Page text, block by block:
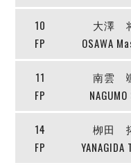
しながわシティ
立川アスレティッ
湘南ベルマーレ
ボアルース長野
シュライカー大阪
ボルクバレット北
10
FP
大澤
OSAWA
11
FP
南雲
14
FP
栁田
YANAGIDA